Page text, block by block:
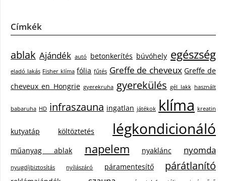
Címkék
ablak Ajándék autó betonkerítés búvóhely egészség
eladó lakás Fisher klíma fólia fűtés Greffe de cheveux Greffe de
cheveux en Hongrie gyerekruha gyerekülés gél lakk használt
babaruha HD infraszauna ingatlan játékok klíma kreatin
kutyatáp költöztetés légkondicionáló
műanyag ablak napelem nyaklánc nyomda
nyugdíjbiztosítás nyílászáró páramentesítő párátlanító